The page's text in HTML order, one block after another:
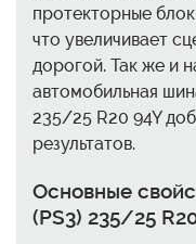
протекторные
что увеличивает
дорогой. Так же и
автомобильная
235/25 R20 94Y
результатов.
Основные
(PS3) 235/25